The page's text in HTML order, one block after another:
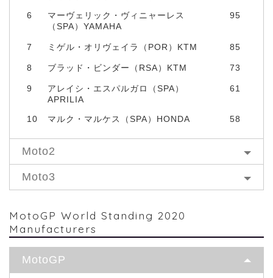
6
マーヴェリック・ヴィニャーレス
（SPA）YAMAHA
95
7 ミゲル・オリヴェイラ（POR）KTM 85
8 ブラッド・ビンダー（RSA）KTM 73
9
アレイシ・エスパルガロ（SPA）
APRILIA
61
10 マルク・マルケス（SPA）HONDA 58
Moto2
Moto3
MotoGP World Standing 2020
Manufacturers
MotoGP